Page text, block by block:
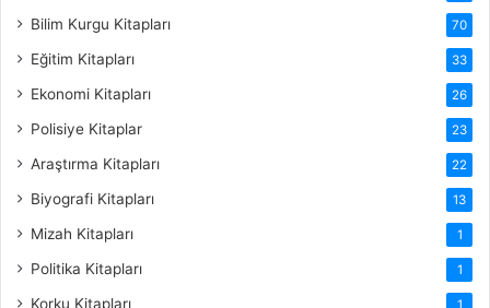
Bilim Kurgu Kitapları 70
Eğitim Kitapları 33
Ekonomi Kitapları 26
Polisiye Kitaplar 23
Araştırma Kitapları 22
Biyografi Kitapları 13
Mizah Kitapları 1
Politika Kitapları 1
Korku Kitapları